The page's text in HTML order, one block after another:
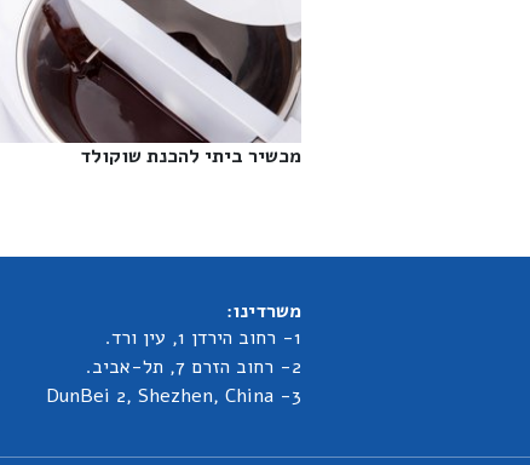
מכשיר ביתי להכנת שוקולד‎
משרדינו:
1- רחוב הירדן 1, עין ורד.
2- רחוב הזרם 7, תל-אביב.
3- DunBei 2, Shezhen, China